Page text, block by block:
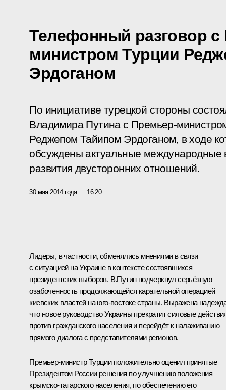
Телефонный разговор
министром Турции
Эрдоганом
По инициативе турецкой стороны
Владимира Путина с Премьер-
Реджепом Тайипом Эрдоганом, в ходе
обсуждены актуальные международные
развития двусторонних отношений.
30 мая 2014 года 16:20
Лидеры, в частности, обменялись мнениями в связи
с ситуацией на Украине в контексте состоявшихся
президентских выборов. В.Путин подчеркнул серьёзную
озабоченность продолжающейся карательной операцией
киевских властей на юго-востоке страны. Выражена
что новое руководство Украины прекратит силовые
против гражданского населения и перейдёт к налаживанию
прямого диалога с представителями регионов.
Премьер-министр Турции положительно оценил принятые
Президентом России решения по улучшению положения
крымско-татарского населения, по обеспечению его